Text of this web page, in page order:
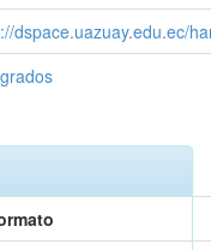
dspace.uazuay.edu.ec/